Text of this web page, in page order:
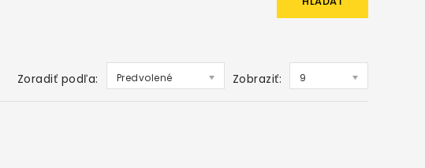
Zoradiť podľa: Predvolené Zobraziť: 9